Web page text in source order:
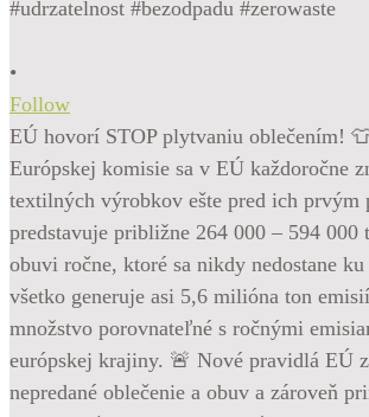
•
Follow
EÚ hovorí STOP plytvaniu oblečením!
Európskej komisie sa v EÚ každoročne
textilných výrobkov ešte pred ich prvým
predstavuje približne 264 000 – 594 000
obuvi ročne, ktoré sa nikdy nedostane
všetko generuje asi 5,6 milióna ton
množstvo porovnateľné s ročnými
európskej krajiny. 🚨 Nové pravidlá EÚ
nepredané oblečenie a obuv a zároveň